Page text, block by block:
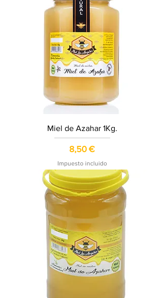
Miel de Azahar 1Kg.
Precio
8,50 €
Impuesto incluido